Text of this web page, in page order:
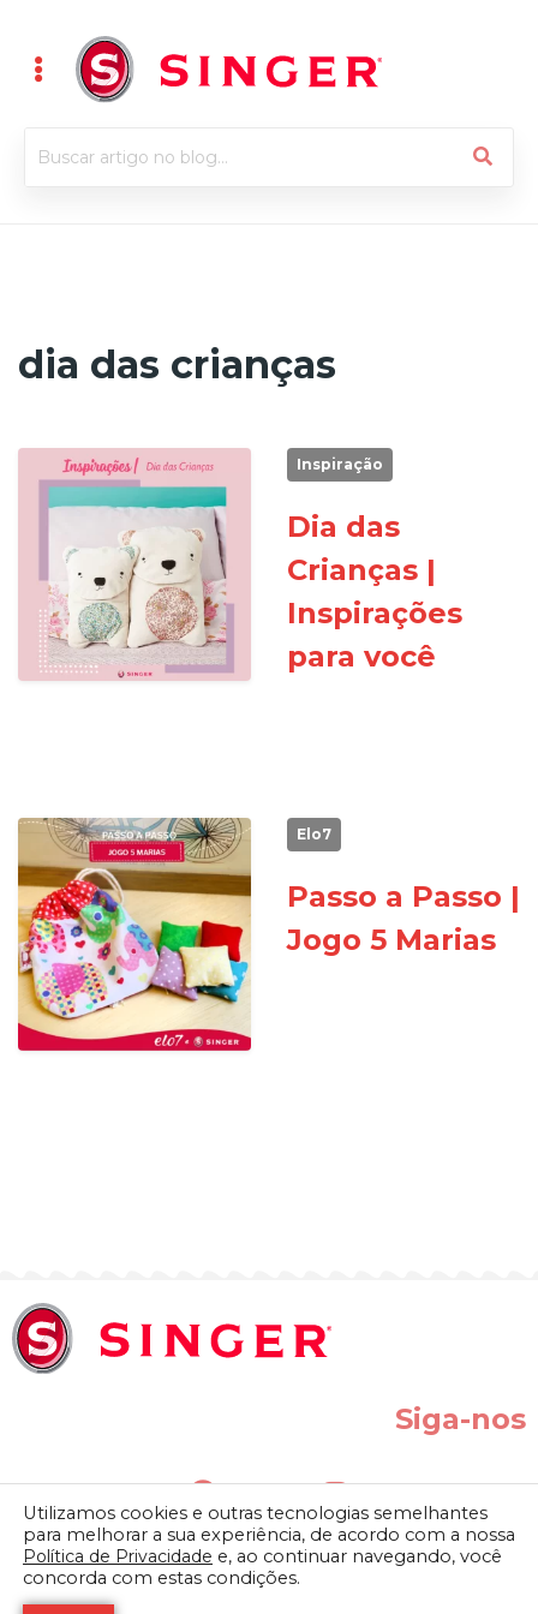
dia das crianças
Inspiração
Dia das
Crianças |
Inspirações
para você
Elo7
Passo a Passo |
Jogo 5 Marias
Siga-nos
SINGER do BRASIL IND. COM. LTDA. | Av. Presidente Vargas, 800 –
Vila Vitória II – Indaiatuba-SP CEP: 13338-900 CNPJ: 61.432.506/0001-
Utilizamos cookies e outras tecnologias semelhantes
para melhorar a sua experiência, de acordo com a nossa
Política de Privacidade e, ao continuar navegando, você
concorda com estas condições.